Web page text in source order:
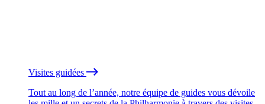
Visites guidées
Tout au long de l’année, notre équipe de guides vous dévoile